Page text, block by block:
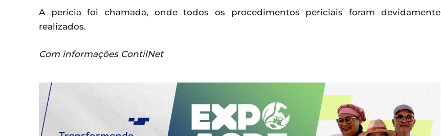
A perícia foi chamada, onde todos os procedimentos periciais foram devidamente
realizados.
Com informações ContilNet